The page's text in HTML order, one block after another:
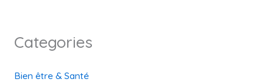
Categories
Bien être & Santé